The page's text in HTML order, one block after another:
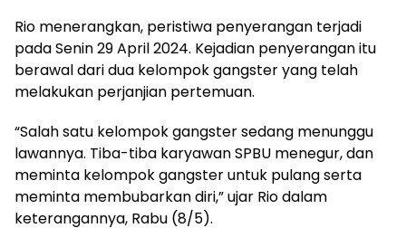
Rio menerangkan, peristiwa penyerangan terjadi
pada Senin 29 April 2024. Kejadian penyerangan itu
berawal dari dua kelompok gangster yang telah
melakukan perjanjian pertemuan.
“Salah satu kelompok gangster sedang menunggu
lawannya. Tiba-tiba karyawan SPBU menegur, dan
meminta kelompok gangster untuk pulang serta
meminta membubarkan diri,” ujar Rio dalam
keterangannya, Rabu (8/5).